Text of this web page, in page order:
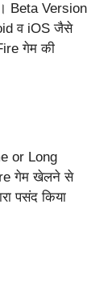
Beta Version
व iOS जैसे
गेम की
or Long
गेम खेलने से
पसंद किया